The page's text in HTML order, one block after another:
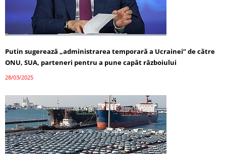
Putin sugerează „administrarea temporară a Ucrainei” de către
ONU, SUA, parteneri pentru a pune capăt războiului
28/03/2025